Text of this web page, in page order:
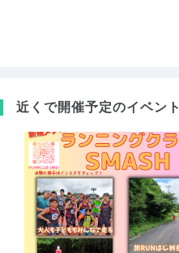
近くで開催予定のイベント